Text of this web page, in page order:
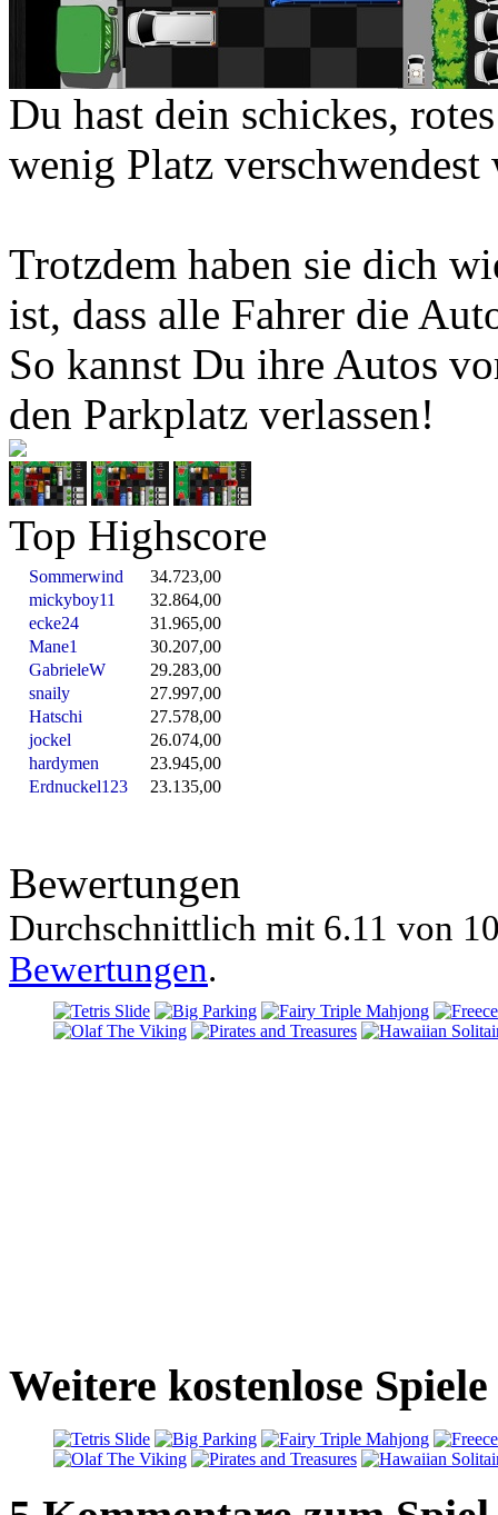
Du hast dein schickes,
wenig Platz
Trotzdem haben sie dich
ist, dass alle Fahrer die
So kannst Du ihre Autos
den Parkplatz verlassen!
Top Highscore
Sommerwind
34.723,00
mickyboy11
32.864,00
ecke24
31.965,00
Mane1
30.207,00
GabrieleW
29.283,00
snaily
27.997,00
Hatschi
27.578,00
jockel
26.074,00
hardymen
23.945,00
Erdnuckel123
23.135,00
Bewertungen
Durchschnittlich mit 6.11 von
Bewertungen.
Weitere kostenlose